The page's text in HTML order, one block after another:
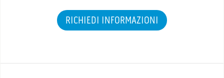
RICHIEDI INFORMAZIONI